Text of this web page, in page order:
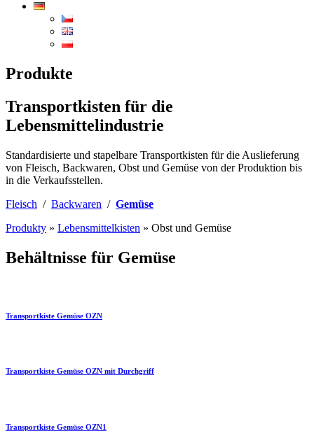
Produkte
Transportkisten für die
Lebensmittelindustrie
Standardisierte und stapelbare Transportkisten für die Auslieferung
von Fleisch, Backwaren, Obst und Gemüse von der Produktion bis
in die Verkaufsstellen.
Fleisch / Backwaren / Gemüse
Produkty » Lebensmittelkisten » Obst und Gemüse
Behältnisse für Gemüse
Transportkiste Gemüse OZN
Transportkiste Gemüse OZN mit Durchgriff
Transportkiste Gemüse OZN1